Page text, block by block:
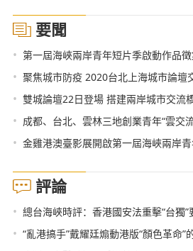
要聞
• 第一屆海峽兩岸青年短片季啟動作品
• 聚焦城市防疫 2020台北上海城市論壇
• 雙城論壇22日登場 搭建兩岸城市交流
• 成都、台北、雲林三地創業青年“雲交
• 金雞港澳臺影展開啟第一屆海峽兩岸青
評論
• 總台海峽時評：香港國安法重擊“台獨”
• “亂港搞手”戴耀廷煽動港版“顏色革命”